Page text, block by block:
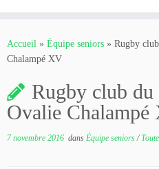
contenu
Accueil » Équipe seniors » Rugby
Chalampé XV
Rugby club
Ovalie
7 novembre 2016 dans Équipe seniors/